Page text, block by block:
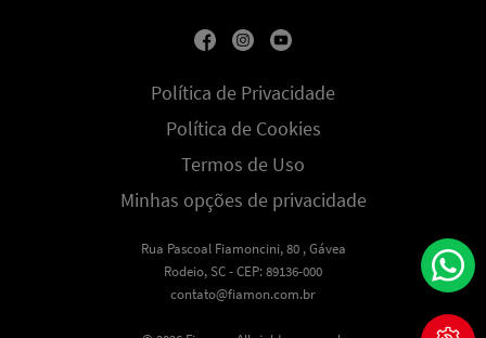
Política de Privacidade
Política de Cookies
Termos de Uso
Minhas opções de privacidade
Rua Pascoal Fiamoncini, 80 , Gávea
Rodeio, SC - CEP: 89136-000
contato@fiamon.com.br